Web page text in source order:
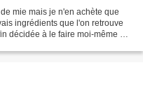
mie mais je n'en achète que
ingrédients que l'on retrouve
décidée à le faire moi-même et